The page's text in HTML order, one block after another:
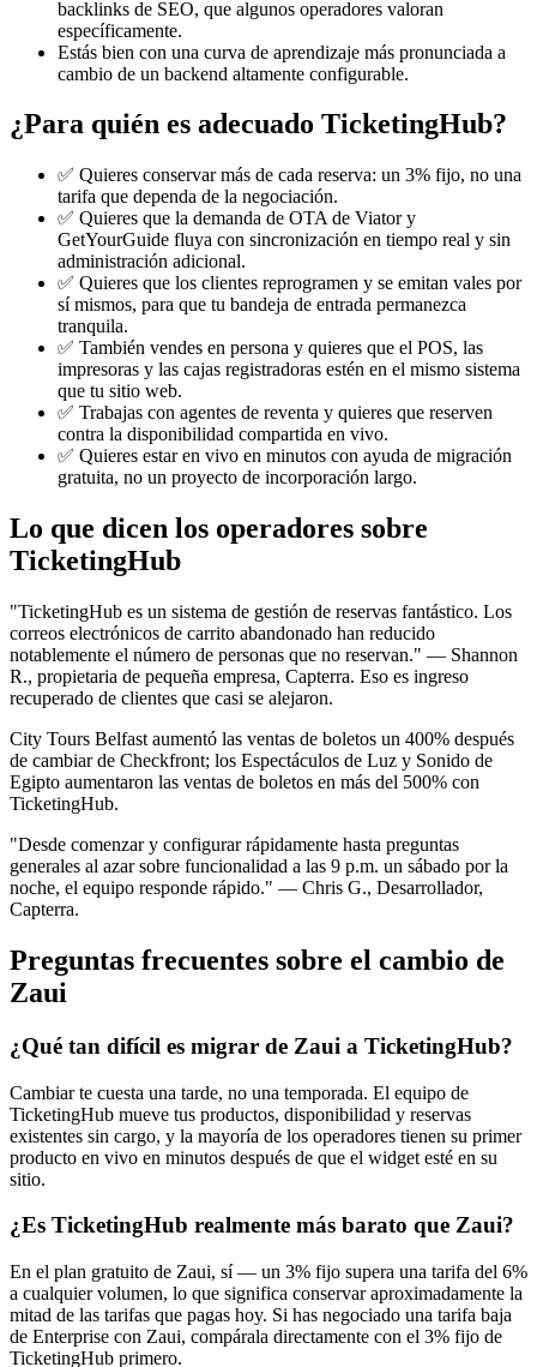
backlinks de SEO, que algunos operadores valoran
específicamente.
Estás bien con una curva de aprendizaje más pronunciada a
cambio de un backend altamente configurable.
¿Para quién es adecuado TicketingHub?
✅ Quieres conservar más de cada reserva: un 3% fijo, no una
tarifa que dependa de la negociación.
✅ Quieres que la demanda de OTA de Viator y
GetYourGuide fluya con sincronización en tiempo real y sin
administración adicional.
✅ Quieres que los clientes reprogramen y se emitan vales por
sí mismos, para que tu bandeja de entrada permanezca
tranquila.
✅ También vendes en persona y quieres que el POS, las
impresoras y las cajas registradoras estén en el mismo sistema
que tu sitio web.
✅ Trabajas con agentes de reventa y quieres que reserven
contra la disponibilidad compartida en vivo.
✅ Quieres estar en vivo en minutos con ayuda de migración
gratuita, no un proyecto de incorporación largo.
Lo que dicen los operadores sobre
TicketingHub
"TicketingHub es un sistema de gestión de reservas fantástico. Los
correos electrónicos de carrito abandonado han reducido
notablemente el número de personas que no reservan." — Shannon
R., propietaria de pequeña empresa, Capterra. Eso es ingreso
recuperado de clientes que casi se alejaron.
City Tours Belfast aumentó las ventas de boletos un 400% después
de cambiar de Checkfront; los Espectáculos de Luz y Sonido de
Egipto aumentaron las ventas de boletos en más del 500% con
TicketingHub.
"Desde comenzar y configurar rápidamente hasta preguntas
generales al azar sobre funcionalidad a las 9 p.m. un sábado por la
noche, el equipo responde rápido." — Chris G., Desarrollador,
Capterra.
Preguntas frecuentes sobre el cambio de
Zaui
¿Qué tan difícil es migrar de Zaui a TicketingHub?
Cambiar te cuesta una tarde, no una temporada. El equipo de
TicketingHub mueve tus productos, disponibilidad y reservas
existentes sin cargo, y la mayoría de los operadores tienen su primer
producto en vivo en minutos después de que el widget esté en su
sitio.
¿Es TicketingHub realmente más barato que Zaui?
En el plan gratuito de Zaui, sí — un 3% fijo supera una tarifa del 6%
a cualquier volumen, lo que significa conservar aproximadamente la
mitad de las tarifas que pagas hoy. Si has negociado una tarifa baja
de Enterprise con Zaui, compárala directamente con el 3% fijo de
TicketingHub primero.